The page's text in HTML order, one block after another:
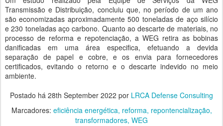
Transmissão e Distribuição, concluiu que, no período de um ano
são economizadas aproximadamente 500 toneladas de aço silício
e 230 toneladas aço carbono. Quanto ao descarte de materiais, no
processo de reforma e repotenciação, a WEG retira as bobinas
danificadas em uma área especifica, efetuando a devida
separação de papel e cobre, e os envia para fornecedores
certificados, evitando o retorno e o descarte indevido no meio
ambiente.
Postado há 28th September 2022 por LRCA Defense Consulting
Marcadores: eficiência energética reforma repontencialização
transformadores WEG